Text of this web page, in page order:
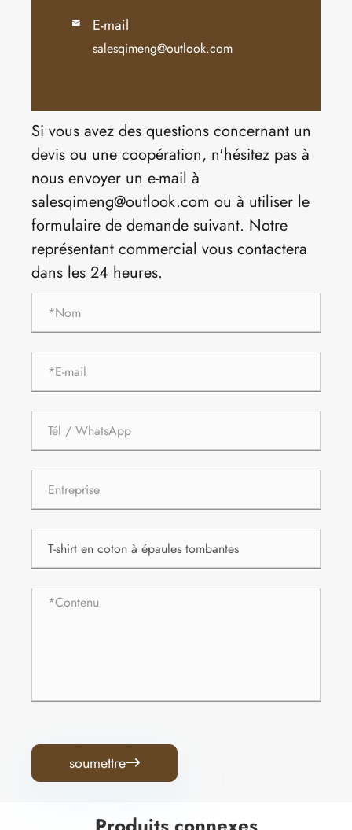
 E-mail
salesqimeng@outlook.com
Si vous avez des questions concernant un
devis ou une coopération, n'hésitez pas à
nous envoyer un e-mail à
salesqimeng@outlook.com ou à utiliser le
formulaire de demande suivant. Notre
représentant commercial vous contactera
dans les 24 heures.
soumettre